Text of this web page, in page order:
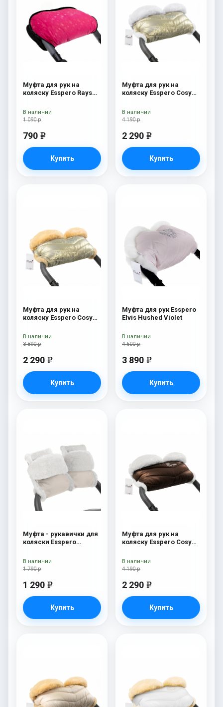
Муфта для рук на
коляску Esspero Rays
1 090 р
790 e
Купить
В наличии
Муфта для рук на
коляску Esspero Cosy
4 190 р
2 290 e
Купить
В наличии
Муфта для рук на
коляску Esspero Cosy
3 890 р
2 290 e
Купить
В наличии
Муфта для рук Esspero
Elvis Hushed Violet
4 600 р
3 890 e
Купить
В наличии
Муфта - рукавички для
коляски Esspero
шерсть) Beige
1 790 р
1 290 e
Купить
В наличии
Муфта для рук на
коляску Esspero Cosy
4 190 р
2 290 e
Купить
В наличии